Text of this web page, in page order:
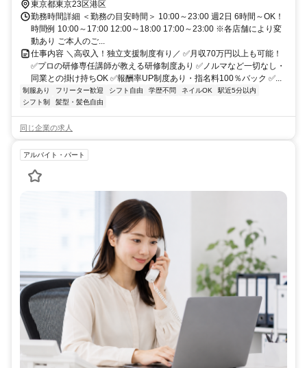
東京都東京23区港区
勤務時間詳細 ＜勤務の目安時間＞ 10:00～23:00 週2日 6時間～OK！
時間例 10:00～17:00 12:00～18:00 17:00～23:00 ※各店舗により変
動あり ご本人のご...
仕事内容 ＼高収入！独立支援制度有り／ ✅月収70万円以上も可能！
✅プロの研修専任講師が教える研修制度あり ✅ノルマなど一切なし・
同業との掛け持ちOK ✅報酬率UP制度あり・指名料100％バック ✅...
制服あり フリーター歓迎 シフト自由 学歴不問 ネイルOK
駅近5分以内
シフト制
髪型・髪色自由
同じ企業の求人
アルバイト・パート